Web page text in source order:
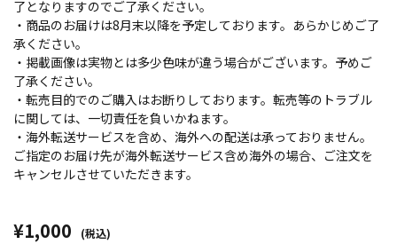
了となりますのでご了承ください。
・商品のお届けは8月末以降を予定しております。あらかじめご了
承ください。
・掲載画像は実物とは多少色味が違う場合がございます。予めご
了承ください。
・転売目的でのご購入はお断りしております。転売等のトラブル
に関しては、一切責任を負いかねます。
・海外転送サービスを含め、海外への配送は承っておりません。
ご指定のお届け先が海外転送サービス含め海外の場合、ご注文を
キャンセルさせていただきます。
¥1,000 (税込)